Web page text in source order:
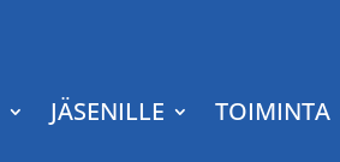
JÄSENILLE TOIMINTA